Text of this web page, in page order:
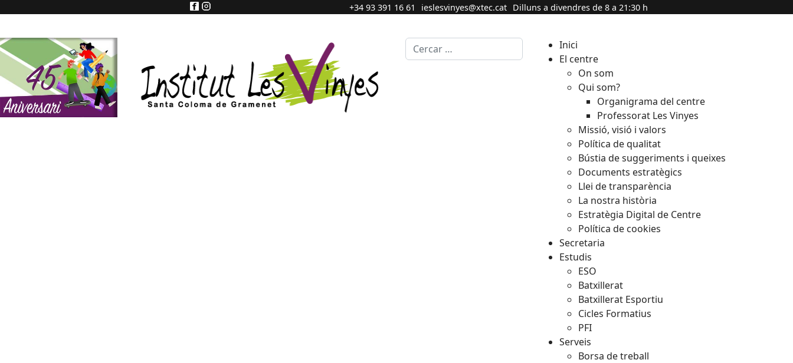
+34 93 391 16 61 ieslesvinyes@xtec.cat Dilluns a divendres de 8 a 21:30 h
Cercar...
Inici
El centre
On som
Qui som?
Organigrama del centre
Professorat Les Vinyes
Missió, visió i valors
Política de qualitat
Bústia de suggeriments i queixes
Documents estratègics
Llei de transparència
La nostra història
Estratègia Digital de Centre
Política de cookies
Secretaria
Estudis
ESO
Batxillerat
Batxillerat Esportiu
Cicles Formatius
PFI
Serveis
Borsa de treball